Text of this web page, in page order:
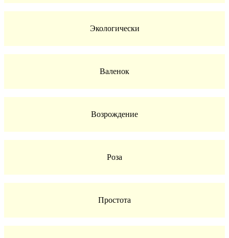
Экологически
Валенок
Возрождение
Роза
Простота